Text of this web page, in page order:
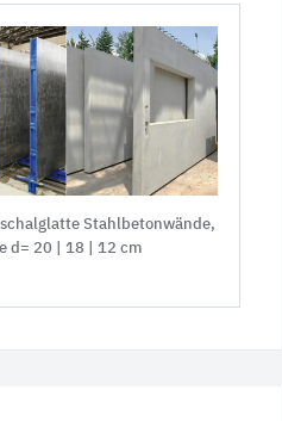
schalglatte Stahlbetonwände,
d= 20 | 18 | 12 cm